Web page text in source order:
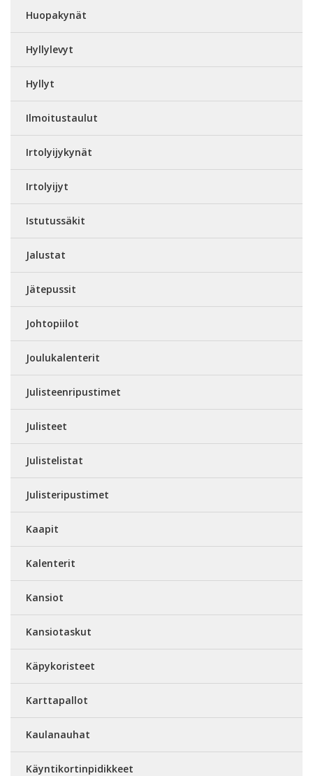
Huopakynät
Hyllylevyt
Hyllyt
Ilmoitustaulut
Irtolyijykynät
Irtolyijyt
Istutussäkit
Jalustat
Jätepussit
Johtopiilot
Joulukalenterit
Julisteenripustimet
Julisteet
Julistelistat
Julisteripustimet
Kaapit
Kalenterit
Kansiot
Kansiotaskut
Käpykoristeet
Karttapallot
Kaulanauhat
Käyntikortinpidikkeet